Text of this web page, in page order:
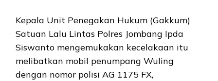
Kepala Unit Penegakan Hukum (Gakkum)
Satuan Lalu Lintas Polres Jombang Ipda
Siswanto mengemukakan kecelakaan itu
melibatkan mobil penumpang Wuling
dengan nomor polisi AG 1175 FX,